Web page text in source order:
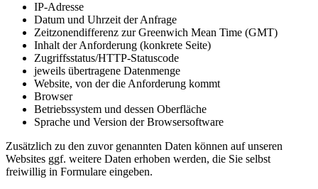
IP-Adresse
Datum und Uhrzeit der Anfrage
Zeitzonendifferenz zur Greenwich Mean Time (GMT)
Inhalt der Anforderung (konkrete Seite)
Zugriffsstatus/HTTP-Statuscode
jeweils übertragene Datenmenge
Website, von der die Anforderung kommt
Browser
Betriebssystem und dessen Oberfläche
Sprache und Version der Browsersoftware
Zusätzlich zu den zuvor genannten Daten können auf unseren
Websites ggf. weitere Daten erhoben werden, die Sie selbst
freiwillig in Formulare eingeben.